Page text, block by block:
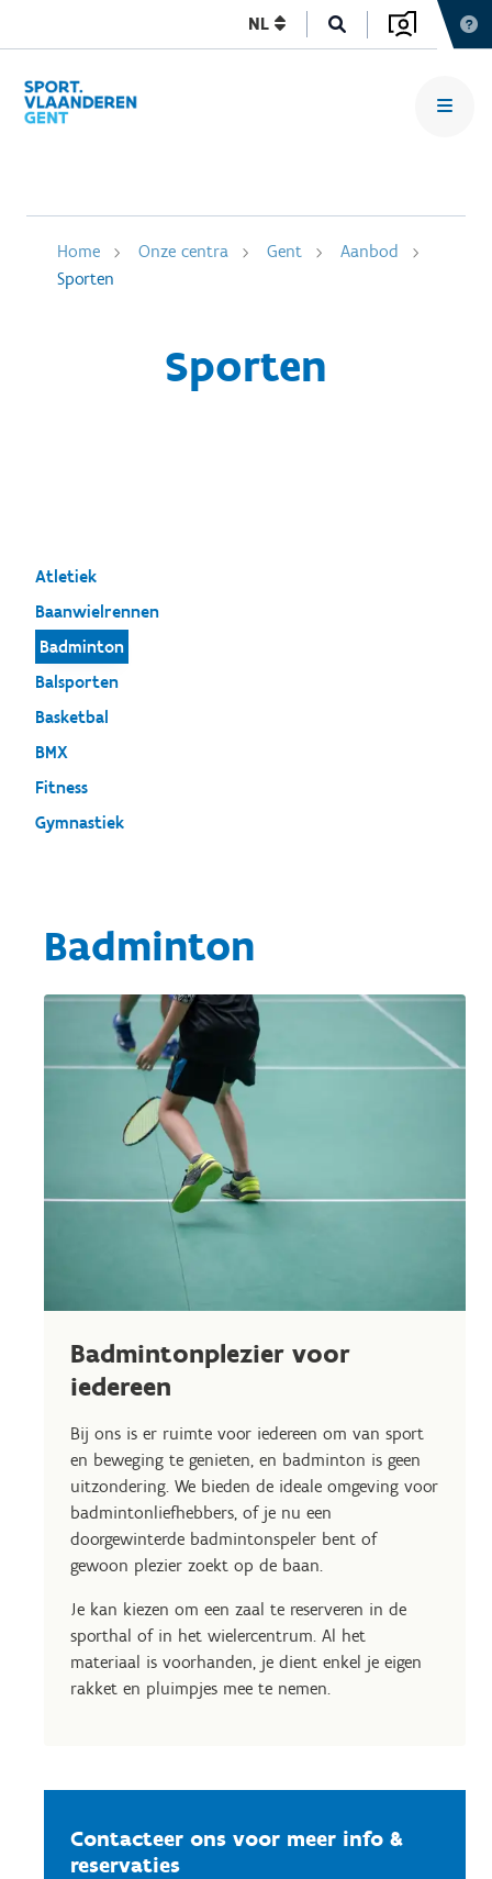
NL
Home Onze centra Gent
Aanbod
Sporten
Sporten
Atletiek
Baanwielrennen
Badminton
Balsporten
Basketbal
BMX
Fitness
Gymnastiek
Badminton
Badmintonplezier voor
iedereen
Bij ons is er ruimte voor iedereen om van sport
en beweging te genieten, en badminton is geen
uitzondering. We bieden de ideale omgeving voor
badmintonliefhebbers, of je nu een
doorgewinterde badmintonspeler bent of
gewoon plezier zoekt op de baan.
Je kan kiezen om een zaal te reserveren in de
sporthal of in het wielercentrum. Al het
materiaal is voorhanden, je dient enkel je eigen
rakket en pluimpjes mee te nemen.
Contacteer ons voor meer info &
reservaties